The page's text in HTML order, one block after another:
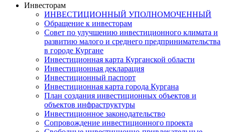
Инвесторам
ИНВЕСТИЦИОННЫЙ УПОЛНОМОЧЕННЫЙ
Обращение к инвесторам
Совет по улучшению инвестиционного климата и
развитию малого и среднего предпринимательства
в городе Кургане
Инвестиционная карта Курганской области
Инвестиционная декларация
Инвестиционный паспорт
Инвестиционная карта города Кургана
План создания инвестиционных объектов и
объектов инфраструктуры
Инвестиционное законодательство
Сопровождение инвестиционного проекта